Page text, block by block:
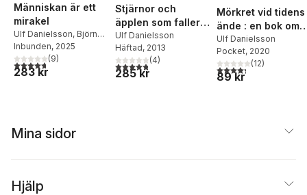
Människan är ett
mirakel
Ulf Danielsson, Björn
Ranelid
Inbunden, 2025
4,7utav 5 stjärnor. Totalt antal röster:
(9)
283 kr
Stjärnor och
äpplen som faller :
en bok om
upptäckter och
märkvärdigheter i
universum
Ulf Danielsson
Häftad, 2013
4,8utav 5 stjärnor. Totalt antal röster:
(4)
285 kr
Mörkret vid tidens
ände : en bok om
universums mörka
sida
Ulf Danielsson
Pocket, 2020
4,3utav 5 stjärnor.
(12)
89 kr
Mina sidor
Hjälp